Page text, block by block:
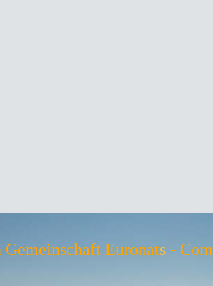
Gemeinschaft Euronats -